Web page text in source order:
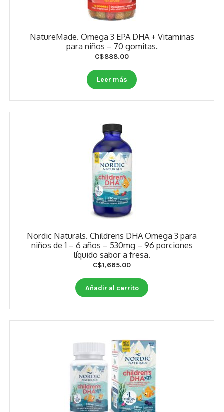
NatureMade. Omega 3 EPA DHA + Vitaminas
para niños – 70 gomitas.
C$888.00
Leer más
Nordic Naturals. Childrens DHA Omega 3 para
niños de 1 – 6 años – 530mg – 96 porciones
líquido sabor a fresa.
C$1,665.00
Añadir al carrito